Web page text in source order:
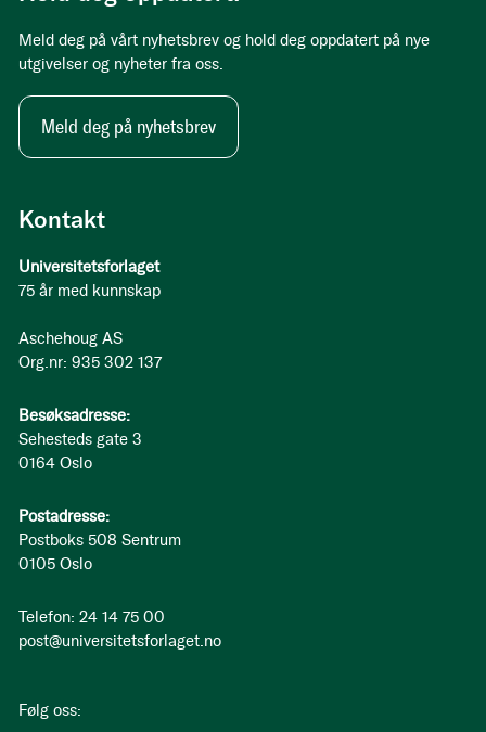
Kontakt
Universitetsforlaget
75 år med kunnskap
Aschehoug AS
Org.nr: 935 302 137
Besøksadresse:
Sehesteds gate 3
0164 Oslo
Postadresse:
Postboks 508 Sentrum
0105 Oslo
Telefon: 24 14 75 00
post@universitetsforlaget.no
Følg oss:
Meld deg på vårt nyhetsbrev og hold deg oppdatert på nye
utgivelser og nyheter fra oss.
Meld deg på nyhetsbrev